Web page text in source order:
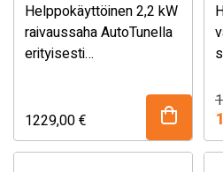
Helppokäyttöinen 2,2 kW
raivaussaha AutoTunella
erityisesti
1229,00€